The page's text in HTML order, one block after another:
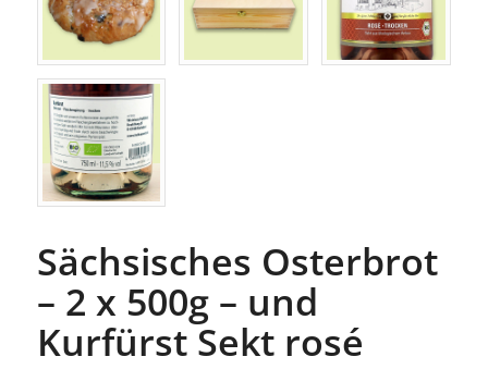
Sächsisches Osterbrot
– 2 x 500g – und
Kurfürst Sekt rosé